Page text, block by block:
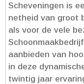
Scheveningen is
netheid van groot
als voor de vele
aanbieden van
in deze
twintig jaar